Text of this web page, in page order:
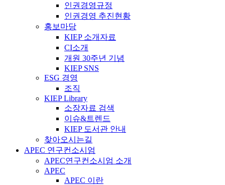
인권경영규정
인권경영 추진현황
홍보마당
KIEP 소개자료
CI소개
개원 30주년 기념
KIEP SNS
ESG 경영
조직
KIEP Library
소장자료 검색
이슈&트렌드
KIEP 도서관 안내
찾아오시는길
APEC 연구컨소시엄
APEC연구컨소시엄 소개
APEC
APEC 이란